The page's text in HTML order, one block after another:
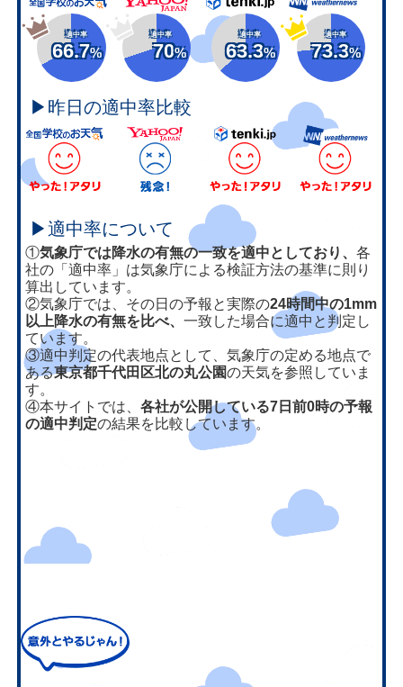
適中率
66.7%
適中率
70%
適中率
63.3%
適中率
73.3%
▶昨日の適中率比較
▶適中率について
①気象庁では降水の有無の一致を適中としており、各
社の「適中率」は気象庁による検証方法の基準に則り
算出しています。
②気象庁では、その日の予報と実際の24時間中の1mm
以上降水の有無を比べ、一致した場合に適中と判定し
ています。
③適中判定の代表地点として、気象庁の定める地点で
ある東京都千代田区北の丸公園の天気を参照していま
す。
④本サイトでは、各社が公開している7日前0時の予報
の適中判定の結果を比較しています。